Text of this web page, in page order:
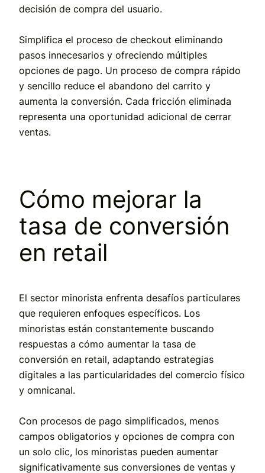
decisión de compra del usuario.
Simplifica el proceso de checkout eliminando
pasos innecesarios y ofreciendo múltiples
opciones de pago. Un proceso de compra rápido
y sencillo reduce el abandono del carrito y
aumenta la conversión. Cada fricción eliminada
representa una oportunidad adicional de cerrar
ventas.
Cómo mejorar la
tasa de conversión
en retail
El sector minorista enfrenta desafíos particulares
que requieren enfoques específicos. Los
minoristas están constantemente buscando
respuestas a cómo aumentar la tasa de
conversión en retail, adaptando estrategias
digitales a las particularidades del comercio físico
y omnicanal.
Con procesos de pago simplificados, menos
campos obligatorios y opciones de compra con
un solo clic, los minoristas pueden aumentar
significativamente sus conversiones de ventas y